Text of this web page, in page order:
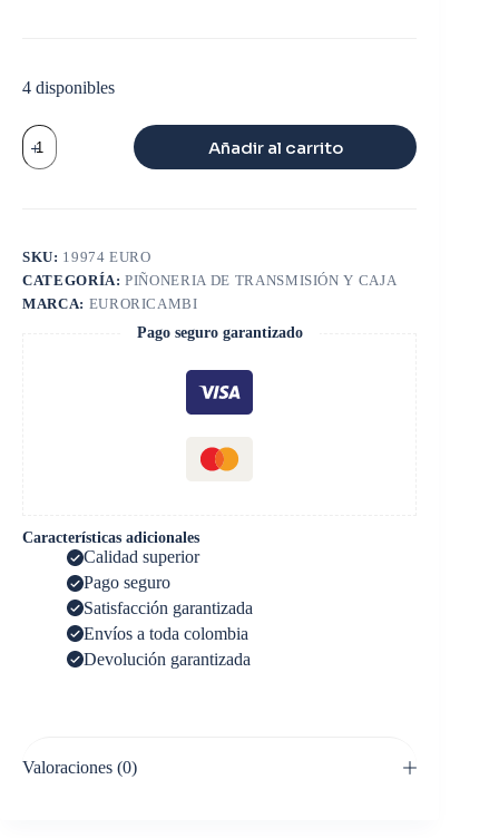
4 disponibles
VALVULA
REGULADORA
12515
Añadir al carrito
SKU: 19974 EURO
CATEGORÍA:PIÑONERIA DE TRANSMISIÓN Y CAJA
MARCA: EURORICAMBI
Pago seguro garantizado
Características adicionales
Calidad superior
Pago seguro
Satisfacción garantizada
Envíos a toda colombia
Devolución garantizada
Valoraciones (0)